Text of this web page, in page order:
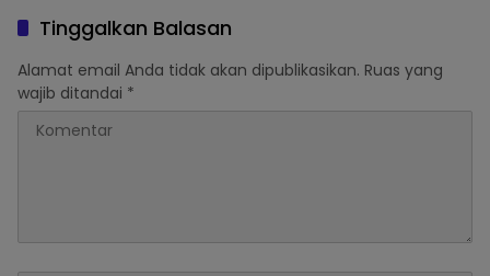
Tinggalkan Balasan
Alamat email Anda tidak akan dipublikasikan. Ruas yang
wajib ditandai *